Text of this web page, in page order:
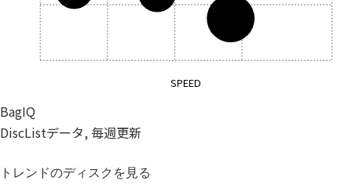
SPEED
BagIQ
DiscListデータ, 毎週更新
トレンドのディスクを見る